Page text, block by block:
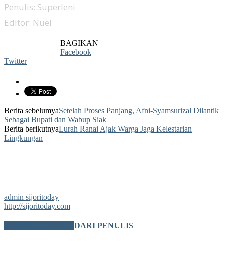
Penulis: Superleni
Editor: Nuel
BAGIKAN
Facebook
Twitter
Berita sebelumyaSetelah Proses Panjang, Afni-Syamsurizal Dilantik
Sebagai Bupati dan Wabup Siak
Berita berikutnyaLurah Ranai Ajak Warga Jaga Kelestarian
Lingkungan
admin sijoritoday
http://sijoritoday.com
DARI PENULIS